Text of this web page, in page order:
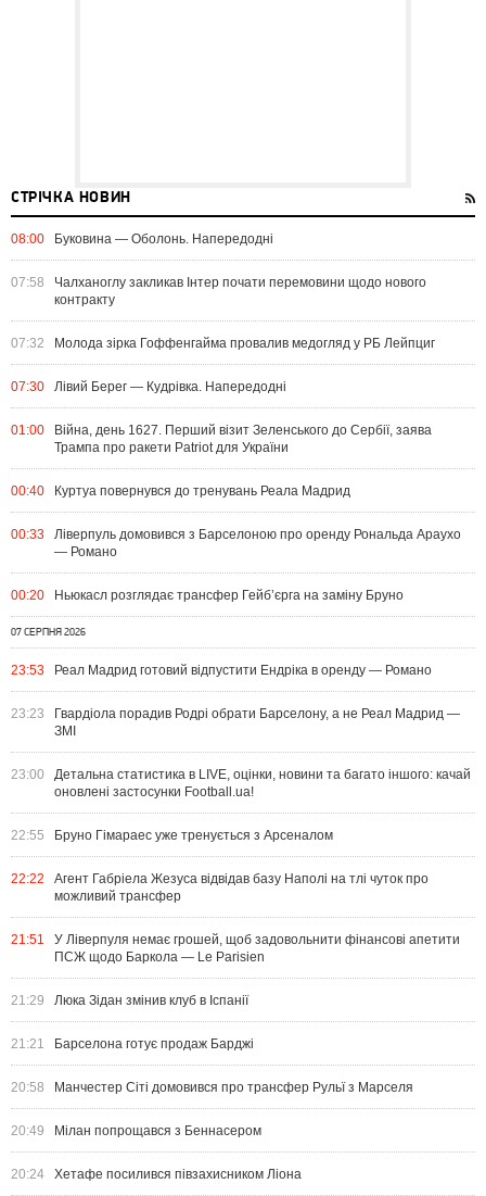
СТРІЧКА НОВИН
08:00 Буковина — Оболонь. Напередодні
07:58
Чалханоглу закликав Інтер почати перемовини щодо нового
контракту
07:32 Молода зірка Гоффенгайма провалив медогляд у РБ Лейпциг
07:30 Лівий Берег — Кудрівка. Напередодні
01:00
Війна, день 1627. Перший візит Зеленського до Сербії, заява
Трампа про ракети Patriot для України
00:40 Куртуа повернувся до тренувань Реала Мадрид
00:33
Ліверпуль домовився з Барселоною про оренду Рональда Араухо
— Романо
00:20 Ньюкасл розглядає трансфер Гейб’єрга на заміну Бруно
07 СЕРПНЯ 2026
23:53 Реал Мадрид готовий відпустити Ендріка в оренду — Романо
23:23
Гвардіола порадив Родрі обрати Барселону, а не Реал Мадрид —
ЗМІ
23:00
Детальна статистика в LIVE, оцінки, новини та багато іншого: качай
оновлені застосунки Football.ua!
22:55 Бруно Гімараес уже тренується з Арсеналом
22:22
Агент Габріела Жезуса відвідав базу Наполі на тлі чуток про
можливий трансфер
21:51
У Ліверпуля немає грошей, щоб задовольнити фінансові апетити
ПСЖ щодо Баркола — Le Parisien
21:29 Люка Зідан змінив клуб в Іспанії
21:21 Барселона готує продаж Барджі
20:58 Манчестер Сіті домовився про трансфер Рульї з Марселя
20:49 Мілан попрощався з Беннасером
20:24 Хетафе посилився півзахисником Ліона